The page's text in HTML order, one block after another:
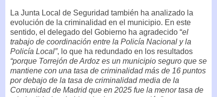
La Junta Local de Seguridad también ha analizado la
evolución de la criminalidad en el municipio. En este
sentido, el delegado del Gobierno ha agradecido “el
trabajo de coordinación entre la Policía Nacional y la
Policía Local”, lo que ha redundado en los resultados
“porque Torrejón de Ardoz es un municipio seguro que se
mantiene con una tasa de criminalidad más de 16 puntos
por debajo de la tasa de criminalidad media de la
Comunidad de Madrid que en 2025 fue la menor tasa de